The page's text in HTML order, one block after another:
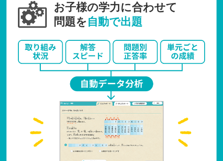
お子様の学力に合わせて
問題を 自動で出題